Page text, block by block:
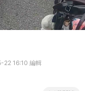
22 16:10 編輯